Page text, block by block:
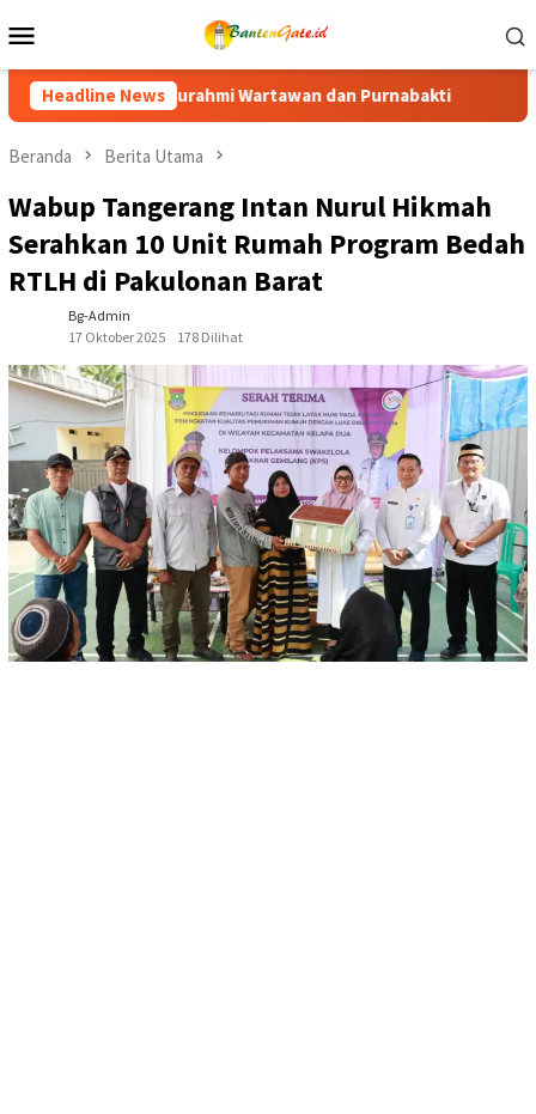
ke
Mobile
Headline News
dan Purnabakti Ratusan Purna Bhakti dan Warga
Beranda Berita Utama
Wabup Tangerang Intan Nurul Hikmah
Serahkan 10 Unit Rumah Program Bedah
RTLH di Pakulonan Barat
Bg-Admin
17 Oktober 2025
178 Dilihat